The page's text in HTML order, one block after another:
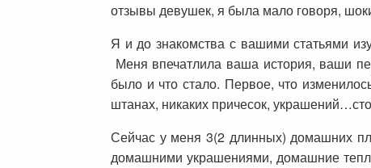
отзывы девушек, я была мало говоря,
Я и до знакомства с вашими статьями
Меня впечатлила ваша история, ваши
было и что стало. Первое, что
штанах, никаких причесок,
Сейчас у меня 3(2 длинных) домашних
домашними украшениями, домашние